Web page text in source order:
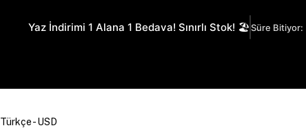
Yaz İndirimi 1 Alana 1 Bedava! Sınırlı Stok! 🏖️Süre Bitiyor:
Türkçe - USD